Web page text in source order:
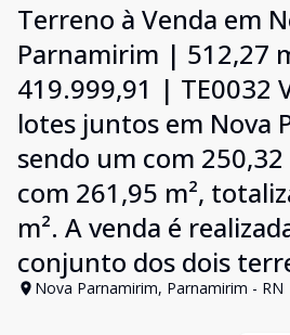
Terreno à Venda em
Parnamirim | 512,27
419.999,91 | TE0032
lotes juntos em Nova
sendo um com
com 261,95 m²,
m². A venda é
conjunto dos dois
Nova Parnamirim, Parnamirim - RN